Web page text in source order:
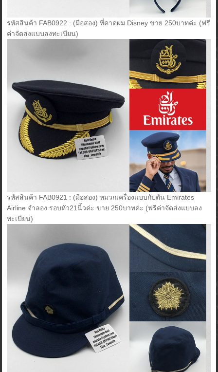
รหัสสินค้า FAB0922 : (มือสอง) ที่คาดผม Disney ขาย 250บาทค่ะ (ฟรี
ค่าจัดส่งแบบลงทะเบียน)
รหัสสินค้า FAB0921 : (มือสอง) หมวกเครื่องแบบกัปตัน Emirates
Airline จำลอง รอบหัว21นิ้วค่ะ ขาย 250บาทค่ะ (ฟรีค่าจัดส่งแบบลง
ทะเบียน)